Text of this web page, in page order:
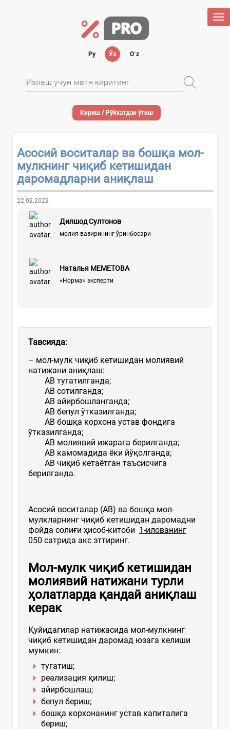
Ру Ўз Oʻz
Кириш / Рўйхатдан ўтиш
Асосий воситалар ва бошқа мол-
мулкнинг чиқиб кетишидан
даромадларни аниқлаш
22.02.2022
Дилшод Султонов
молия вазирининг ўринбосари
Наталья МЕМЕТОВА
«Норма» эксперти
Тавсияда:
– мол-мулк чиқиб кетишидан молиявий
натижани аниқлаш:
АВ тугатилганда;
АВ сотилганда;
АВ айирбошланганда;
АВ бепул ўтказилганда;
АВ бошқа корхона устав фондига
ўтказилганда;
АВ молиявий ижарага берилганда;
АВ камомадида ёки йўқолганда;
АВ чиқиб кетаётган таъсисчига
берилганда.
Асосий воситалар (АВ) ва бошқа мол-
мулкларнинг чиқиб кетишидан даромадни
фойда солиғи ҳисоб-китоби 1-илованинг
050 сатрида акс эттиринг.
Мол-мулк чиқиб кетишидан
молиявий натижани турли
ҳолатларда қандай аниқлаш
керак
Қуйидагилар натижасида мол-мулкнинг
чиқиб кетишидан даромад юзага келиши
мумкин:
тугатиш;
реализация қилиш;
айирбошлаш;
бепул бериш;
бошқа корхонанинг устав капиталига
бериш;